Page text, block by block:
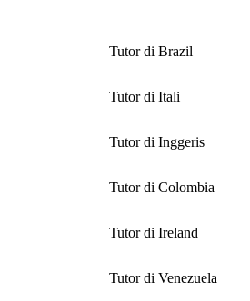
Tutor di Brazil
Tutor di Itali
Tutor di Inggeris
Tutor di Colombia
Tutor di Ireland
Tutor di Venezuela